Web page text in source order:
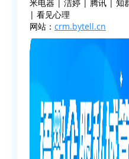
米电器 | 洁婷 | 腾讯 | 知
| 看见心理
网站： crm.bytell.cn